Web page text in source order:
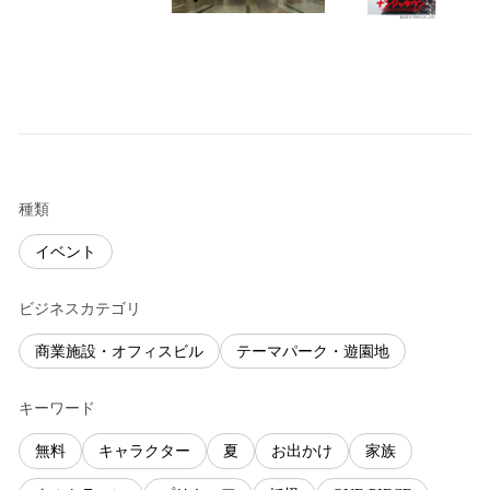
種類
イベント
ビジネスカテゴリ
商業施設・オフィスビル テーマパーク・遊園地
キーワード
無料 キャラクター 夏 お出かけ 家族